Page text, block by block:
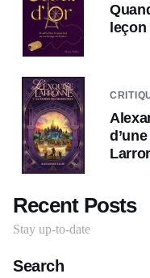
Recent Posts
Stay up-to-date
Search